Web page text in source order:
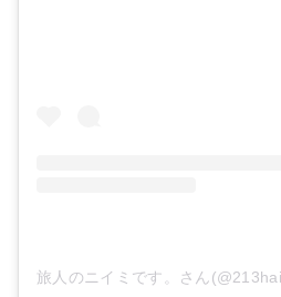
旅人のニイミです。さん